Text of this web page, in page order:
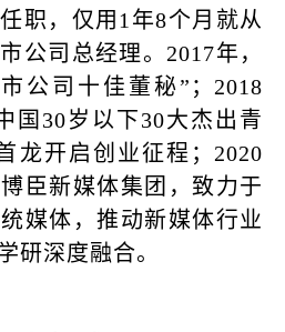
职，仅用1年8个月就从
公司总经理。2017年，
公司十佳董秘”；2018
国30岁以下30大杰出青
龙开启创业征程；2020
臣新媒体集团，致力于
媒体，推动新媒体行业
研深度融合。